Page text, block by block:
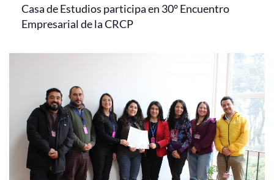
Casa de Estudios participa en 30° Encuentro
Empresarial de la CRCP